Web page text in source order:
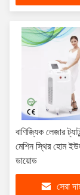
বাণিজ্যিক লেজার
মেশিন স্থির হোম
ডায়োড
সেরা